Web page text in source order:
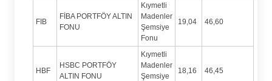
FIB
FİBA PORTFÖY ALTIN
FONU
Kıymetli
Madenler
Şemsiye
Fonu
19,04 46,60
HBF
HSBC PORTFÖY
ALTIN FONU
Kıymetli
Madenler
Şemsiye
18,16 46,45